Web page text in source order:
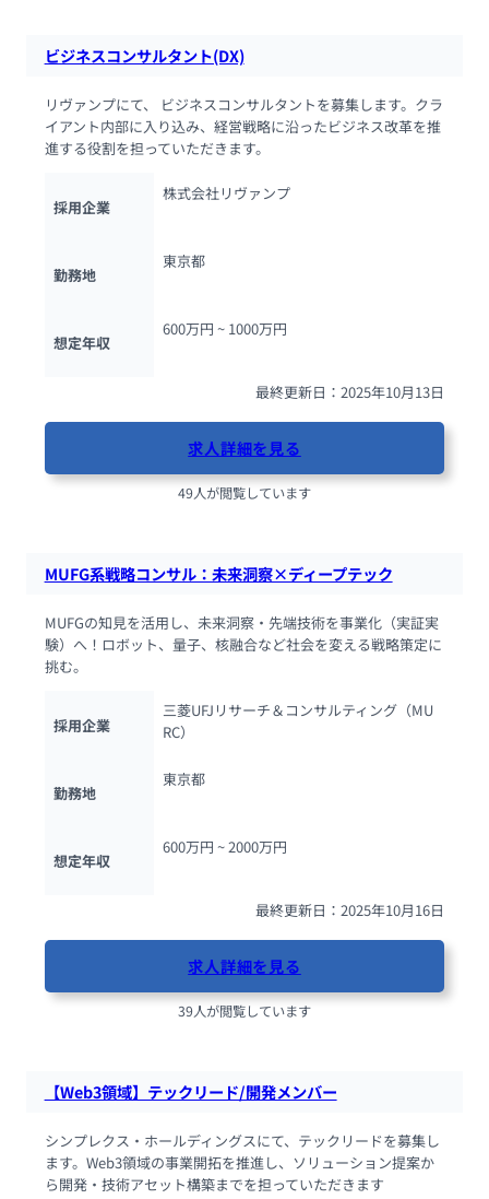
ビジネスコンサルタント(DX)
リヴァンプにて、 ビジネスコンサルタントを募集します。クラ
イアント内部に入り込み、経営戦略に沿ったビジネス改革を推
進する役割を担っていただきます。
採用企業
株式会社リヴァンプ
勤務地
東京都
想定年収
600万円 ~ 1000万円
最終更新日：2025年10月13日
求人詳細を見る
49人が閲覧しています
MUFG系戦略コンサル：未来洞察×ディープテック
MUFGの知見を活用し、未来洞察・先端技術を事業化（実証実
験）へ！ロボット、量子、核融合など社会を変える戦略策定に
挑む。
採用企業
三菱UFJリサーチ＆コンサルティング（MU
RC）
勤務地
東京都
想定年収
600万円 ~ 2000万円
最終更新日：2025年10月16日
求人詳細を見る
39人が閲覧しています
【Web3領域】テックリード/開発メンバー
シンプレクス・ホールディングスにて、テックリードを募集し
ます。Web3領域の事業開拓を推進し、ソリューション提案か
ら開発・技術アセット構築までを担っていただきます